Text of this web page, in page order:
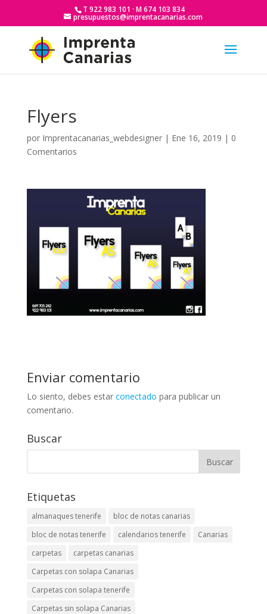
T 922 983 101 · M 674 103 834
presupuestos@imprentacanarias.com
Flyers
por Imprentacanarias_webdesigner| Ene 16, 2019 | 0
Comentarios
Enviar comentario
Lo siento, debes estar conectado para publicar un
comentario.
Buscar
Etiquetas
almanaques tenerife
bloc de notas canarias
bloc de notas tenerife
calendarios tenerife
Canarias
carpetas
carpetas canarias
Carpetas con solapa Canarias
Carpetas con solapa tenerife
Carpetas sin solapa Canarias